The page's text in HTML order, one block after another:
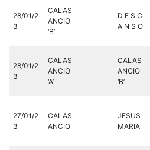
28/01/2
3
CALAS
ANCIO
‘B’
D E S C
A N S O
28/01/2
3
CALAS
ANCIO
‘A’
CALAS
ANCIO
‘B’
27/01/2
3
CALAS
ANCIO
JESUS
MARIA